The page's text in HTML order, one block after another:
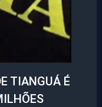
TIANGUÁ É